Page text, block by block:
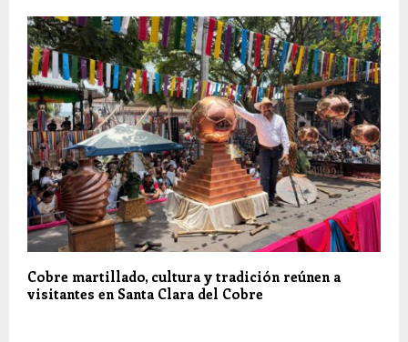
Cobre martillado, cultura y tradición reúnen a
visitantes en Santa Clara del Cobre